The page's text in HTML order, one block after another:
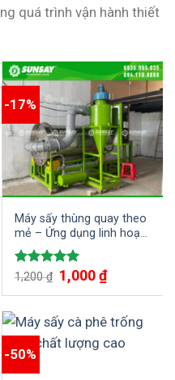
quá trình vận hành thiết
-17%
Máy sấy thùng quay theo
mẻ – Ứng dụng linh hoạt
trong sản xuất công
nghiệp
Được xếp
5.00
5 sao
1,200₫ Giá
gốc
là:
1,000₫Giá
hiện
tại
1,000 ₫.
-50%